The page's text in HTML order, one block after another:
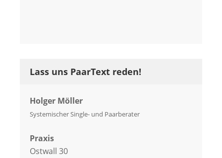
Lass uns PaarText reden!
Holger Möller
Systemischer Single- und Paarberater
Praxis
Ostwall 30